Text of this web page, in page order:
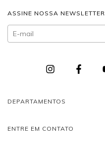
ASSINE NOSSA NEWSLETTER
DEPARTAMENTOS
ENTRE EM CONTATO